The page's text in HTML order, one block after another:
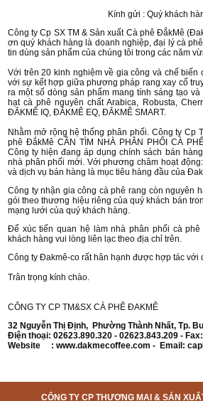
Kính gửi : Quý khách
Công ty Cp SX TM & Sản xuất Cà phê ĐắkMê
ơn quý khách hàng là doanh nghiệp, đại lý cà
tin dùng sản phẩm của chúng tôi trong các năm
Với trên 20 kinh nghiệm về gia công và chế biến
với sự kết hợp giữa phương pháp rang xay cổ
ra một số dòng sản phẩm mang tính sáng tạo
hạt cà phê nguyên chất Arabica, Robusta,
ĐẮKMÊ IQ, ĐẮKMÊ EQ, ĐẮKMÊ SMART.
Nhằm mở rộng hệ thống phân phối. Công ty Cp
phê ĐắkMê CẦN TÌM NHÀ PHÂN PHỐI CÀ
Công ty hiện đang áp dụng chính sách bán
nhà phân phối mới. Với phương châm hoạt
và dịch vụ bán hàng là mục tiêu hàng đầu của
Công ty nhận gia công cà phê rang còn nguyên
gói theo thương hiệu riêng của quý khách bán
mạng lưới của quý khách hàng.
Để xúc tiến quan hệ làm nhà phân phối cà
khách hàng vui lòng liên lạc theo địa chỉ trên.
Công ty Đakmê-co rất hân hạnh được hợp tác với
Trân trọng kính chào.
CÔNG TY CP TM&SX CÀ PHÊ ĐAKMÊ
32 Nguyễn Thị Định, Phường Thành Nhất, Tp.
Điện thoại: 02623.890.320 - 02623.843.209 -
Website : www.dakmecoffee.com - Email:
CÔNG TY CP THƯƠNG MẠI & SẢN